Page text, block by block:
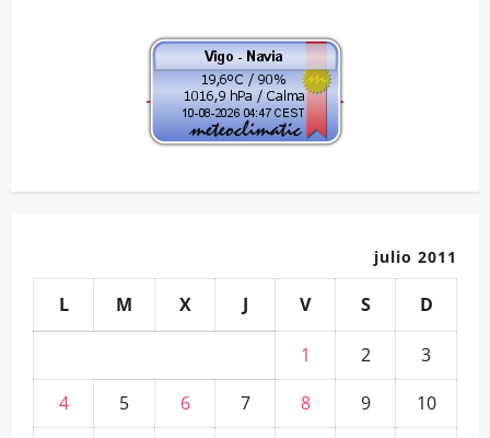
julio 2011
L M X J V S D
1 2
3
4
5 6 7 8 9
10